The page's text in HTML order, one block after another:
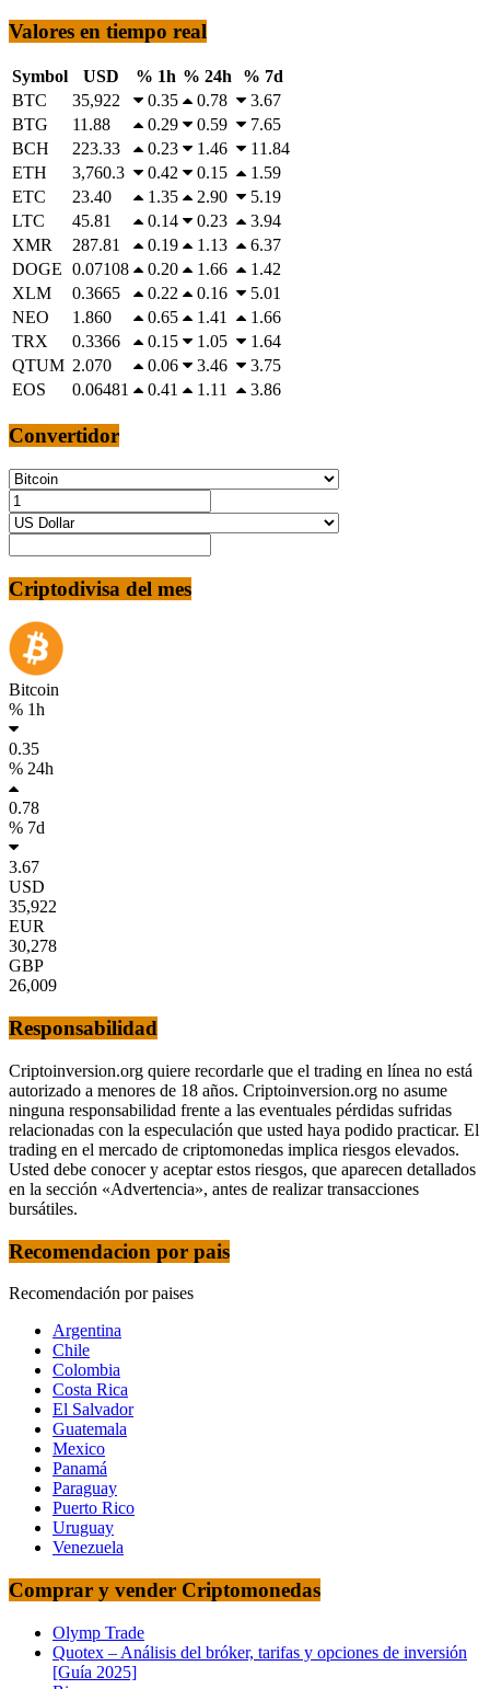
Valores en tiempo real
Symbol USD % 1h % 24h
% 7d
BTC
35,922 0.35 0.78
3.67
BTG
11.88 0.29 0.59
7.65
BCH
223.33 0.23 1.46
11.84
ETH
3,760.3 0.42 0.15
1.59
ETC
23.40 1.35 2.90
5.19
LTC
45.81 0.14 0.23
3.94
XMR
287.81 0.19 1.13
6.37
DOGE 0.07108 0.20 1.66
1.42
XLM
0.3665 0.22 0.16
5.01
NEO
1.860 0.65 1.41
1.66
TRX
0.3366 0.15 1.05
1.64
QTUM 2.070 0.06 3.46
3.75
EOS
0.06481 0.41 1.11 3.86
Convertidor
Criptodivisa del mes
Bitcoin
% 1h
0.35
% 24h
0.78
% 7d
3.67
USD
35,922
EUR
30,278
GBP
26,009
Responsabilidad
Criptoinversion.org quiere recordarle que el trading en línea no está
autorizado a menores de 18 años. Criptoinversion.org no asume
ninguna responsabilidad frente a las eventuales pérdidas sufridas
relacionadas con la especulación que usted haya podido practicar. El
trading en el mercado de criptomonedas implica riesgos elevados.
Usted debe conocer y aceptar estos riesgos, que aparecen detallados
en la sección «Advertencia», antes de realizar transacciones
bursátiles.
Recomendacion por pais
Recomendación por paises
Argentina
Chile
Colombia
Costa Rica
El Salvador
Guatemala
Mexico
Panamá
Paraguay
Puerto Rico
Uruguay
Venezuela
Comprar y vender Criptomonedas
Olymp Trade
Quotex – Análisis del bróker, tarifas y opciones de inversión
[Guía 2025]